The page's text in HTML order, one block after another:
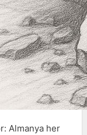
Almanya her